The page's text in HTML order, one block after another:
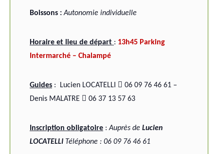
Boissons :Autonomie individuelle
Horaire et lieu de départ : 13h45 Parking
Intermarché – Chalampé
Guides : Lucien LOCATELLI  06 09 76 46 61 –
Denis MALATRE  06 37 13 57 63
Inscription obligatoire :Auprès de Lucien
LOCATELLI Téléphone : 06 09 76 46 61